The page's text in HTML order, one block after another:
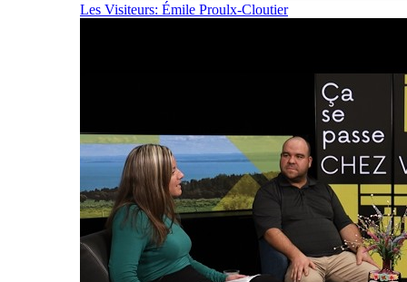
Les Visiteurs: Émile Proulx-Cloutier